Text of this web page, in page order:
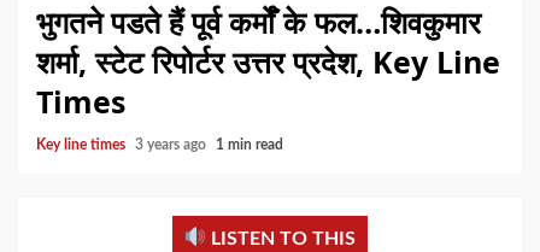
भुगतने पडते हैं पूर्व कर्मोँ के फल…शिवकुमार
शर्मा, स्टेट रिपोर्टर उत्तर प्रदेश, Key Line
Times
Key line times 3 years ago 1 min read
LISTEN TO THIS